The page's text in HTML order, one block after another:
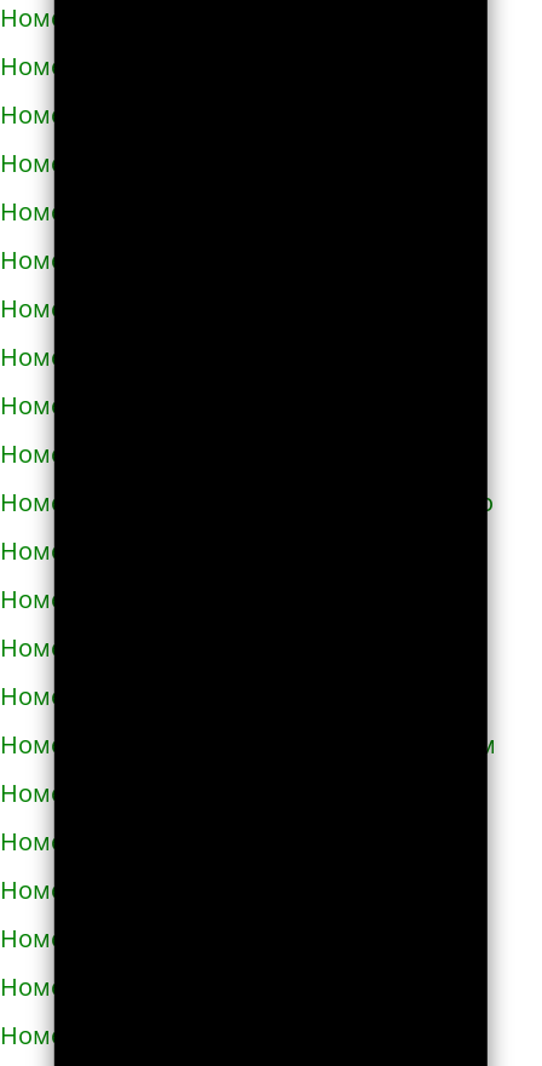
Номера телефонов такси в Раздельной
Номера телефонов такси в Ракитном
Номера телефонов такси в Рахове
Номера телефонов такси в Рени
Номера телефонов такси в Ровно
Номера телефонов такси в Ромнах
Номера телефонов такси в Самборе
Номера телефонов такси в Сарнах
Номера телефонов такси в Сваляве
Номера телефонов такси в Светловодске
Номера телефонов такси в Синельниково
Номера телефонов такси в Скадовске
Номера телефонов такси в Сквире
Номера телефонов такси в Славуте
Номера телефонов такси в Славутиче
Номера телефонов такси в Слобожанском
Номера телефонов такси в Смеле
Номера телефонов такси в Снигирёвке
Номера телефонов такси в Снятыне
Номера телефонов такси в Сокале
Номера телефонов такси в Солоницевке
Номера телефонов такси в Сосновке